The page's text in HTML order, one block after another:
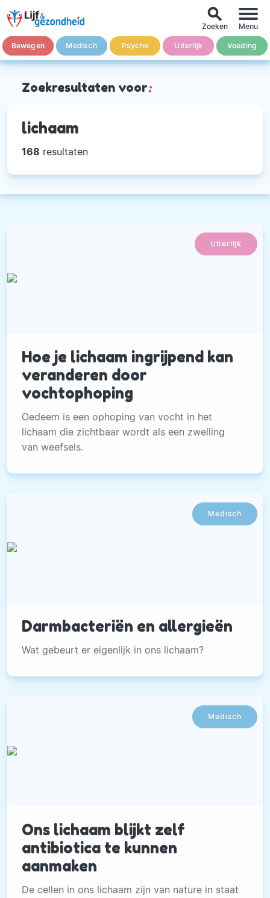
Bewegen Medisch Psyche Uiterlijk Voeding
search
Zoeken Menu
Zoekresultaten voor:
lichaam
168 resultaten
Uiterlijk
Hoe je lichaam ingrijpend kan
veranderen door
vochtophoping
Oedeem is een ophoping van vocht in het
lichaam die zichtbaar wordt als een zwelling
van weefsels.
Medisch
Darmbacteriën en allergieën
Wat gebeurt er eigenlijk in ons lichaam?
Medisch
Ons lichaam blijkt zelf
antibiotica te kunnen
aanmaken
De cellen in ons lichaam zijn van nature in staat